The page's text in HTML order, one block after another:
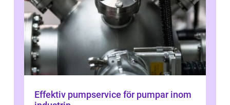
Effektiv pumpservice för pumpar inom